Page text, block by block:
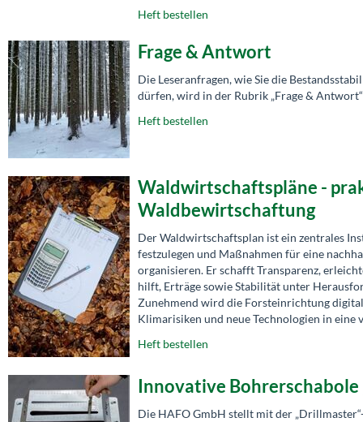
Heft bestellen
Frage & Antwort
Die Leseranfragen, wie Sie die
dürfen, wird in der Rubrik „Frage &
Heft bestellen
Waldwirtschaftspläne -
Waldbewirtschaftung
Der Waldwirtschaftsplan ist ein zentrales
festzulegen und Maßnahmen für eine
organisieren. Er schafft Transparenz,
hilft, Erträge sowie Stabilität unter
Zunehmend wird die Forsteinrichtung
Klimarisiken und neue Technologien in eine
Heft bestellen
Innovative Bohrerschabole
Die HAFO GmbH stellt mit der